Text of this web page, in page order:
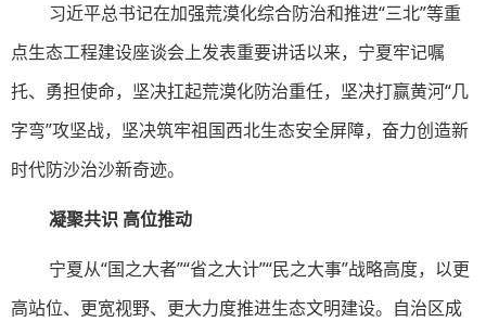
习近平总书记在加强荒漠化综合防治和推进“三北”等重
点生态工程建设座谈会上发表重要讲话以来，宁夏牢记嘱
托、勇担使命，坚决扛起荒漠化防治重任，坚决打赢黄河“几
字弯”攻坚战，坚决筑牢祖国西北生态安全屏障，奋力创造新
时代防沙治沙新奇迹。
凝聚共识 高位推动
宁夏从“国之大者”“省之大计”“民之大事”战略高度，以更
高站位、更宽视野、更大力度推进生态文明建设。自治区成